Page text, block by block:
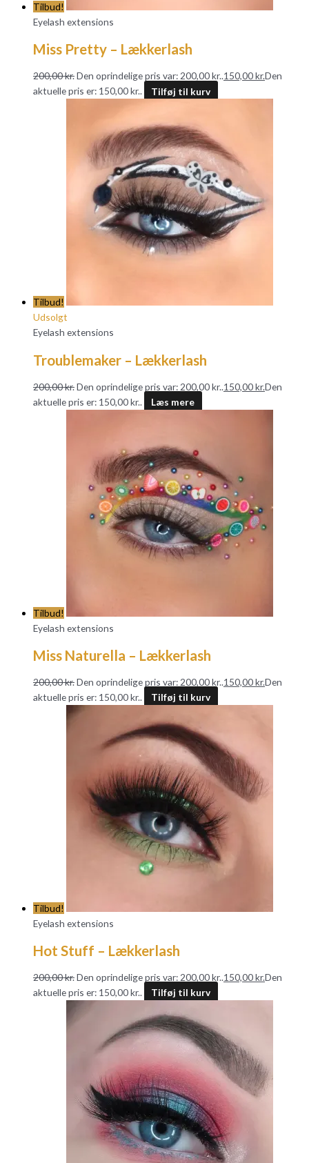
Tilbud!
Eyelash extensions
Miss Pretty – Lækkerlash
200,00kr.Den oprindelige pris var: 200,00 kr..150,00kr.Den
aktuelle pris er: 150,00 kr..
Tilføj til kurv
Tilbud!
Udsolgt
Eyelash extensions
Troublemaker – Lækkerlash
200,00kr.Den oprindelige pris var: 200,00 kr..150,00kr.Den
aktuelle pris er: 150,00 kr..
Læs mere
Tilbud!
Eyelash extensions
Miss Naturella – Lækkerlash
200,00kr.Den oprindelige pris var: 200,00 kr..150,00kr.Den
aktuelle pris er: 150,00 kr..
Tilføj til kurv
Tilbud!
Eyelash extensions
Hot Stuff – Lækkerlash
200,00kr.Den oprindelige pris var: 200,00 kr..150,00kr.Den
aktuelle pris er: 150,00 kr..
Tilføj til kurv